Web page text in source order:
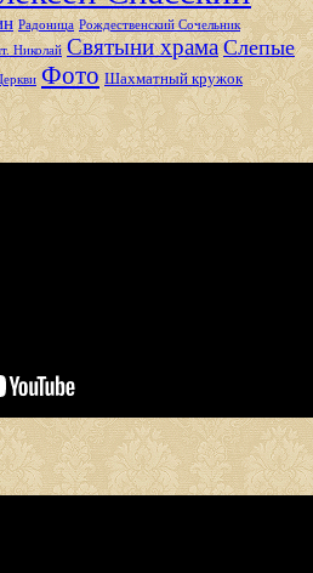
Радоница Рождественский Сочельник
Николай Святыни храма Слепые
Фото Шахматный кружок